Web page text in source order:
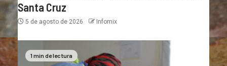
Santa Cruz
5 de agosto de 2026 Infomix
1 min de lectura